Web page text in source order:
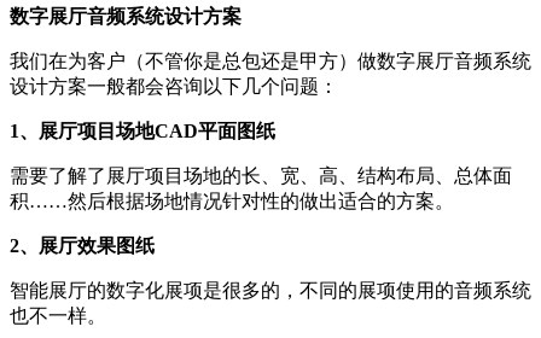
数字展厅音频系统设计方案
我们在为客户（不管你是总包还是甲方）做数字展厅音频系统
设计方案一般都会咨询以下几个问题：
1、展厅项目场地CAD平面图纸
需要了解了展厅项目场地的长、宽、高、结构布局、总体面
积……然后根据场地情况针对性的做出适合的方案。
2、展厅效果图纸
智能展厅的数字化展项是很多的，不同的展项使用的音频系统
也不一样。